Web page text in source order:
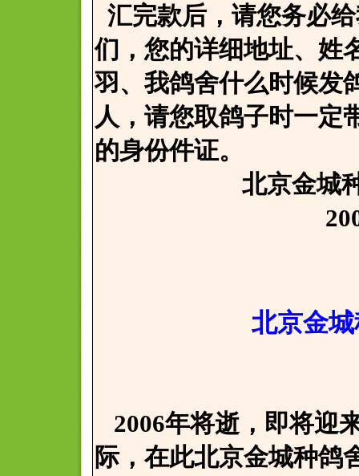
汇完款后，请您务必
们，您的详细地址、姓
羽、我鸽舍什么时候发
人，请您取鸽子时一定
的身份件证。
北京金城种鸽
2008年
北京金
2006年将逝，即将迎
际，在此北京金城种鸽